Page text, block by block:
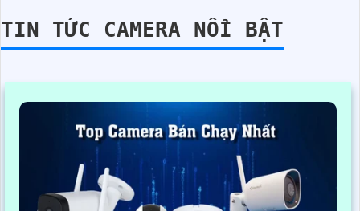
TIN TỨC CAMERA NỔI BẬT